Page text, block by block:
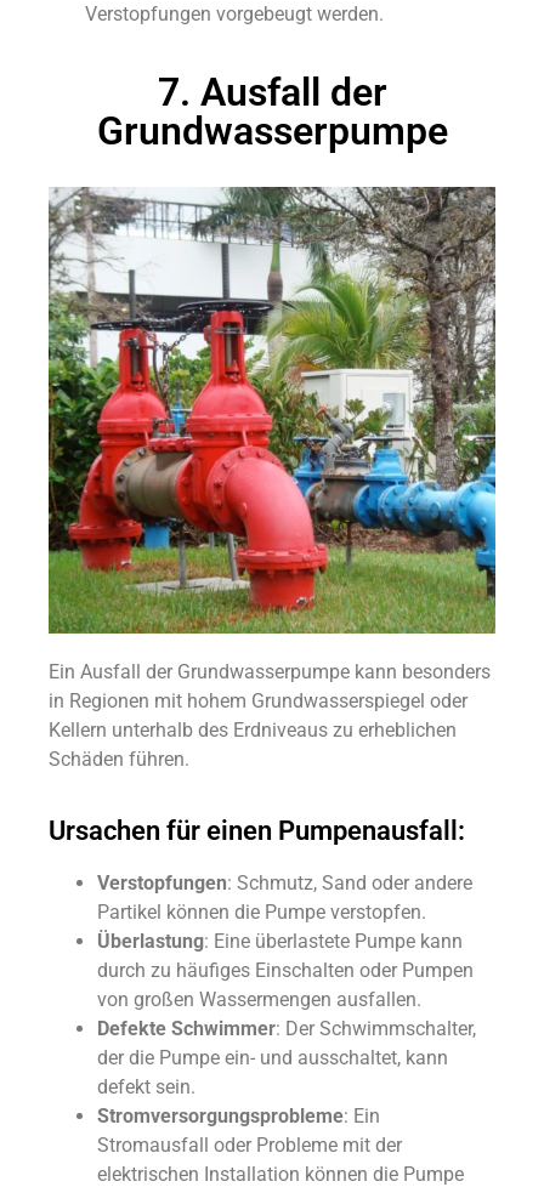
Verstopfungen vorgebeugt werden.
7. Ausfall der
Grundwasserpumpe
Ein Ausfall der Grundwasserpumpe kann besonders
in Regionen mit hohem Grundwasserspiegel oder
Kellern unterhalb des Erdniveaus zu erheblichen
Schäden führen.
Ursachen für einen Pumpenausfall:
Verstopfungen: Schmutz, Sand oder andere
Partikel können die Pumpe verstopfen.
Überlastung: Eine überlastete Pumpe kann
durch zu häufiges Einschalten oder Pumpen
von großen Wassermengen ausfallen.
Defekte Schwimmer: Der Schwimmschalter,
der die Pumpe ein- und ausschaltet, kann
defekt sein.
Stromversorgungsprobleme: Ein
Stromausfall oder Probleme mit der
elektrischen Installation können die Pumpe